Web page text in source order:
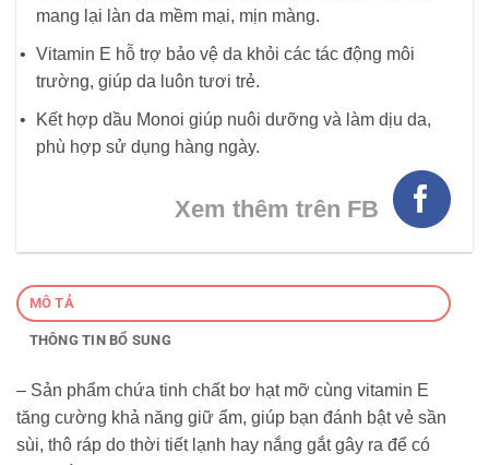
mang lại làn da mềm mại, mịn màng.
Vitamin E hỗ trợ bảo vệ da khỏi các tác động môi
trường, giúp da luôn tươi trẻ.
Kết hợp dầu Monoi giúp nuôi dưỡng và làm dịu da,
phù hợp sử dụng hàng ngày.
Xem thêm trên FB
MÔ TẢ
THÔNG TIN BỔ SUNG
– Sản phẩm chứa tinh chất bơ hạt mỡ cùng vitamin E
tăng cường khả năng giữ ẩm, giúp bạn đánh bật vẻ sần
sùi, thô ráp do thời tiết lạnh hay nắng gắt gây ra để có